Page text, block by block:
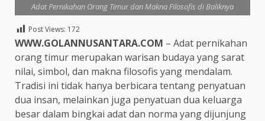
Adat Pernikahan Orang Timur dan Makna Filosofis di Baliknya
Post Views: 172
WWW.GOLANNUSANTARA.COM – Adat pernikahan
orang timur merupakan warisan budaya yang sarat
nilai, simbol, dan makna filosofis yang mendalam.
Tradisi ini tidak hanya berbicara tentang penyatuan
dua insan, melainkan juga penyatuan dua keluarga
besar dalam bingkai adat dan norma yang dijunjung